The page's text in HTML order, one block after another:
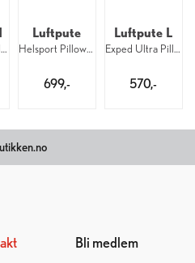
Exped DownPillow M Navy
Luftpute
Helsport Pillow Pro Air
699,-
Luftpute L
Exped Ultra Pillow L Greygoose
570,-
Bli medlem